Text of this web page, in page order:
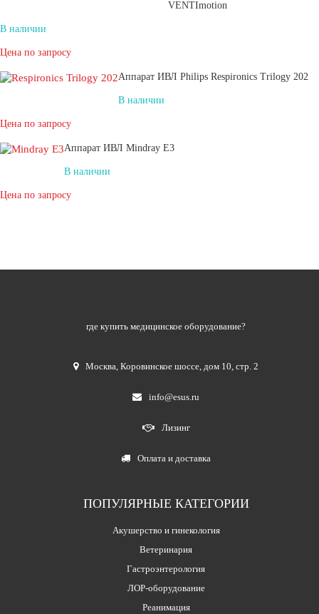
VENTImotion
В наличии
Цена по запросу
Аппарат ИВЛ Philips Respironics Trilogy 202
В наличии
Цена по запросу
Аппарат ИВЛ Mindray E3
В наличии
Цена по запросу
где купить медицинское оборудование?
Москва,Коровинское шоссе, дом 10, стр. 2
info@esus.ru
Лизинг
Оплата и доставка
ПОПУЛЯРНЫЕ КАТЕГОРИИ
Акушерство и гинекология
Ветеринария
Гастроэнтерология
ЛОР-оборудование
Реанимация